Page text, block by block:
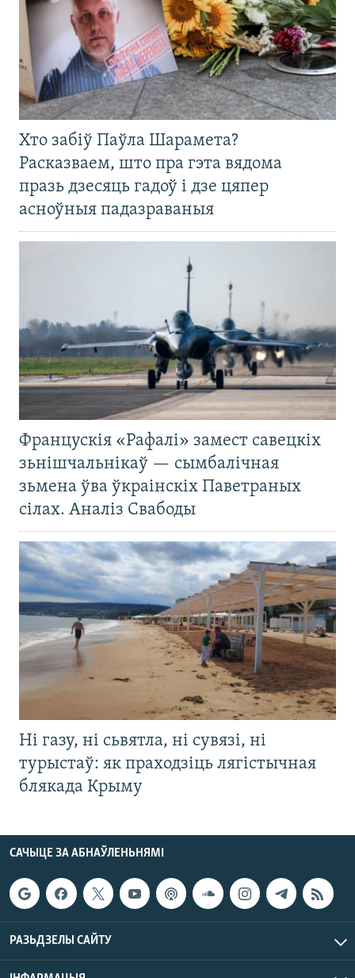
Хто забіў Паўла Шарамета?
Расказваем, што пра гэта вядома
празь дзесяць гадоў і дзе цяпер
асноўныя падазраваныя
Францускія «Рафалі» замест савецкіх
зьнішчальнікаў — сымбалічная
зьмена ўва ўкраінскіх Паветраных
сілах. Аналіз Свабоды
Ні газу, ні сьвятла, ні сувязі, ні
турыстаў: як праходзіць лягістычная
блякада Крыму
САЧЫЦЕ ЗА АБНАЎЛЕНЬНЯМІ
РАЗЬДЗЕЛЫ САЙТУ